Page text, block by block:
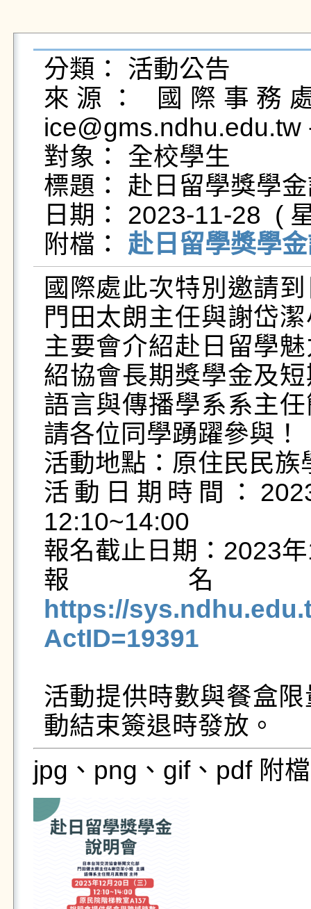
分類： 活動公告
來源： 國際事務
ice@gms.ndhu.edu.tw
對象： 全校學生
標題： 赴日留學獎學
日期： 2023-11-28  (
附檔： 赴日留學獎學
國際處此次特別邀請
門田太朗主任與謝岱
主要會介紹赴日留學
紹協會長期獎學金及
語言與傳播學系系主
請各位同學踴躍參與！
活動地點：原住民民
活動日期時間：
12:10~14:00
報名截止日期：2023
報名
https://
ActID=19391
活動提供時數與餐盒
動結束簽退時發放。
jpg、png、gif、pdf 附